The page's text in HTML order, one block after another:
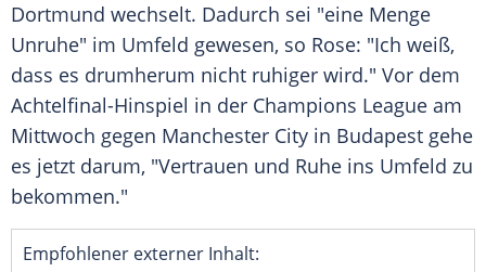
Dortmund wechselt. Dadurch sei "eine Menge
Unruhe" im Umfeld gewesen, so Rose: "Ich weiß,
dass es drumherum nicht ruhiger wird." Vor dem
Achtelfinal-Hinspiel in der Champions League am
Mittwoch gegen Manchester City in Budapest gehe
es jetzt darum, "Vertrauen und Ruhe ins Umfeld zu
bekommen."
Empfohlener externer Inhalt: